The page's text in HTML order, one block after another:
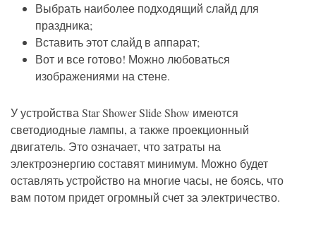
Выбрать наиболее подходящий слайд для
праздника;
Вставить этот слайд в аппарат;
Вот и все готово! Можно любоваться
изображениями на стене.
У устройства Star Shower Slide Show имеются
светодиодные лампы, а также проекционный
двигатель. Это означает, что затраты на
электроэнергию составят минимум. Можно будет
оставлять устройство на многие часы, не боясь, что
вам потом придет огромный счет за электричество.